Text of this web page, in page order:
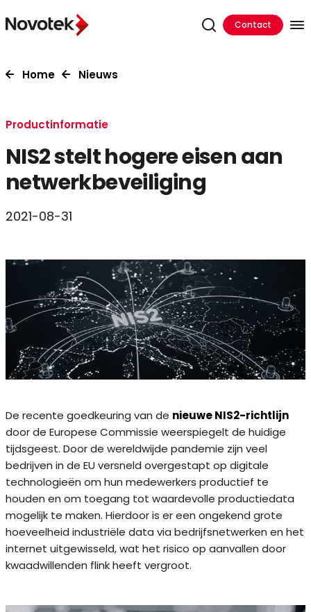
Contact
Home Nieuws
Productinformatie
NIS2 stelt hogere eisen aan
netwerkbeveiliging
2021-08-31
De recente goedkeuring van de nieuwe NIS2-richtlijn
door de Europese Commissie weerspiegelt de huidige
tijdsgeest. Door de wereldwijde pandemie zijn veel
bedrijven in de EU versneld overgestapt op digitale
technologieën om hun medewerkers productief te
houden en om toegang tot waardevolle productiedata
mogelijk te maken. Hierdoor is er een ongekend grote
hoeveelheid industriële data via bedrijfsnetwerken en het
internet uitgewisseld, wat het risico op aanvallen door
kwaadwillenden flink heeft vergroot.